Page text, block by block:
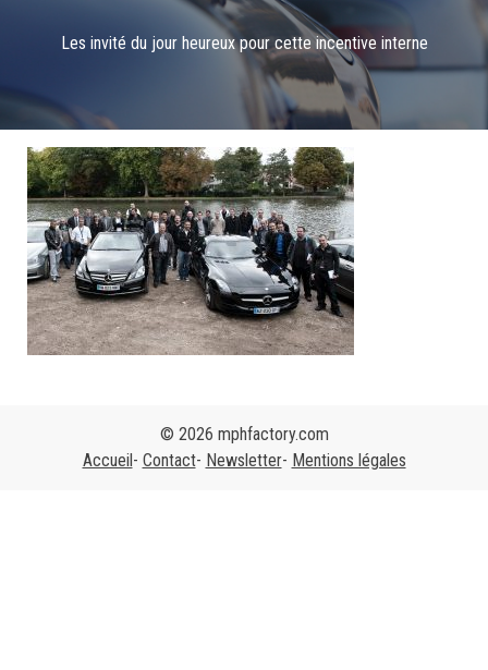
Les invité du jour heureux pour cette incentive interne
© 2026 mphfactory.com
Accueil Contact Newsletter Mentions légales